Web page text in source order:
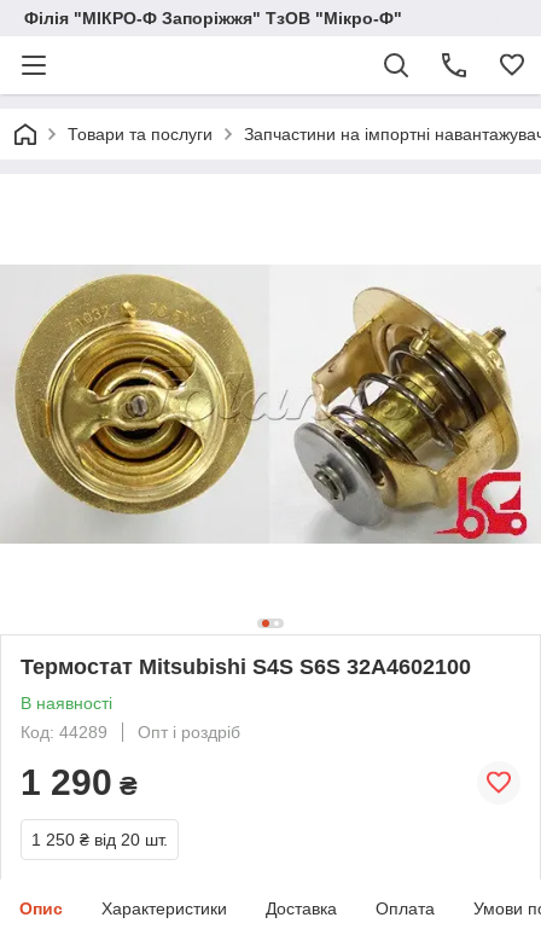
Філія "МІКРО-Ф Запоріжжя" ТзОВ "Мікро-Ф"
Товари та послуги Запчастини на імпортні
Термостат Mitsubishi S4S S6S 32A4602100
В наявності
Код: 44289
Опт і роздріб
1 290 ₴
1 250 ₴ від 20 шт.
Опис Характеристики Доставка Оплата Умови